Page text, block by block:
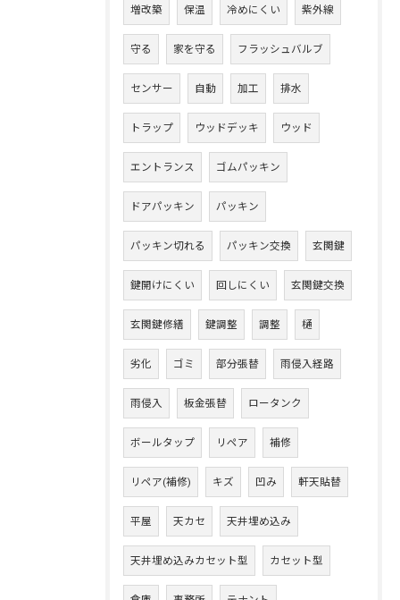
増改築 保温 冷めにくい 紫外線
守る 家を守る フラッシュバルブ
センサー 自動 加工 排水
トラップ ウッドデッキ ウッド
エントランス ゴムパッキン
ドアパッキン パッキン
パッキン切れる パッキン交換 玄関鍵
鍵開けにくい 回しにくい 玄関鍵交換
玄関鍵修繕 鍵調整 調整 樋
劣化 ゴミ 部分張替 雨侵入経路
雨侵入 板金張替 ロータンク
ボールタップ リペア 補修
リペア(補修) キズ 凹み 軒天貼替
平屋 天カセ 天井埋め込み
天井埋め込みカセット型 カセット型